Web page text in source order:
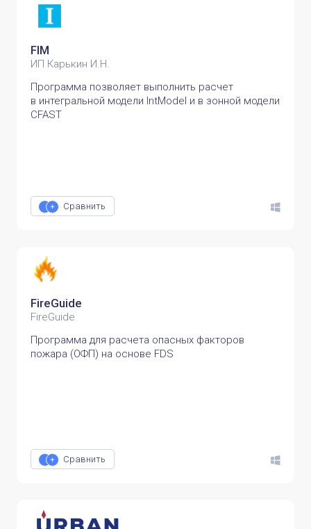
FIM
ИП Карькин И.Н.
Программа позволяет выполнить расчет
в интегральной модели IntModel и в зонной модели
CFAST
Сравнить
FireGuide
FireGuide
Программа для расчета опасных факторов
пожара (ОФП) на основе FDS
Сравнить